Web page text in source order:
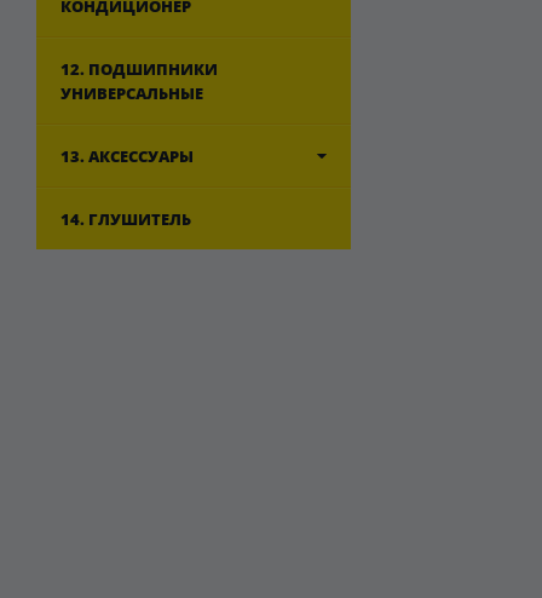
КОНДИЦИОНЕР
12. ПОДШИПНИКИ
УНИВЕРСАЛЬНЫЕ
13. АКСЕССУАРЫ
14. ГЛУШИТЕЛЬ